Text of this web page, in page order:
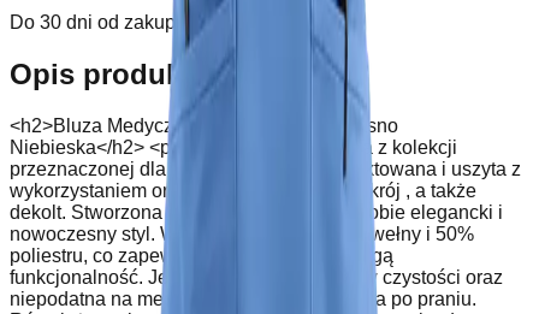
Do 30 dni od zakupu
Opis produktu
<h2>Bluza Medyczna Ceris Z Paskami Jasno
Niebieska</h2> <p>Ceris Hl. Blue to bluza z kolekcji
przeznaczonej dla kobiet. Została zaprojektowana i uszyta z
wykorzystaniem oryginalności poprzez jej krój , a także
dekolt. Stworzona dla kobiet, które cenią sobie elegancki i
nowoczesny styl. Wykonana jest z 50% bawełny i 50%
poliestru, co zapewnia wysoką jakość i długą
funkcjonalność. Jest łatwa do utrzymania w czystości oraz
niepodatna na mechacenie czy odbarwienia po praniu.